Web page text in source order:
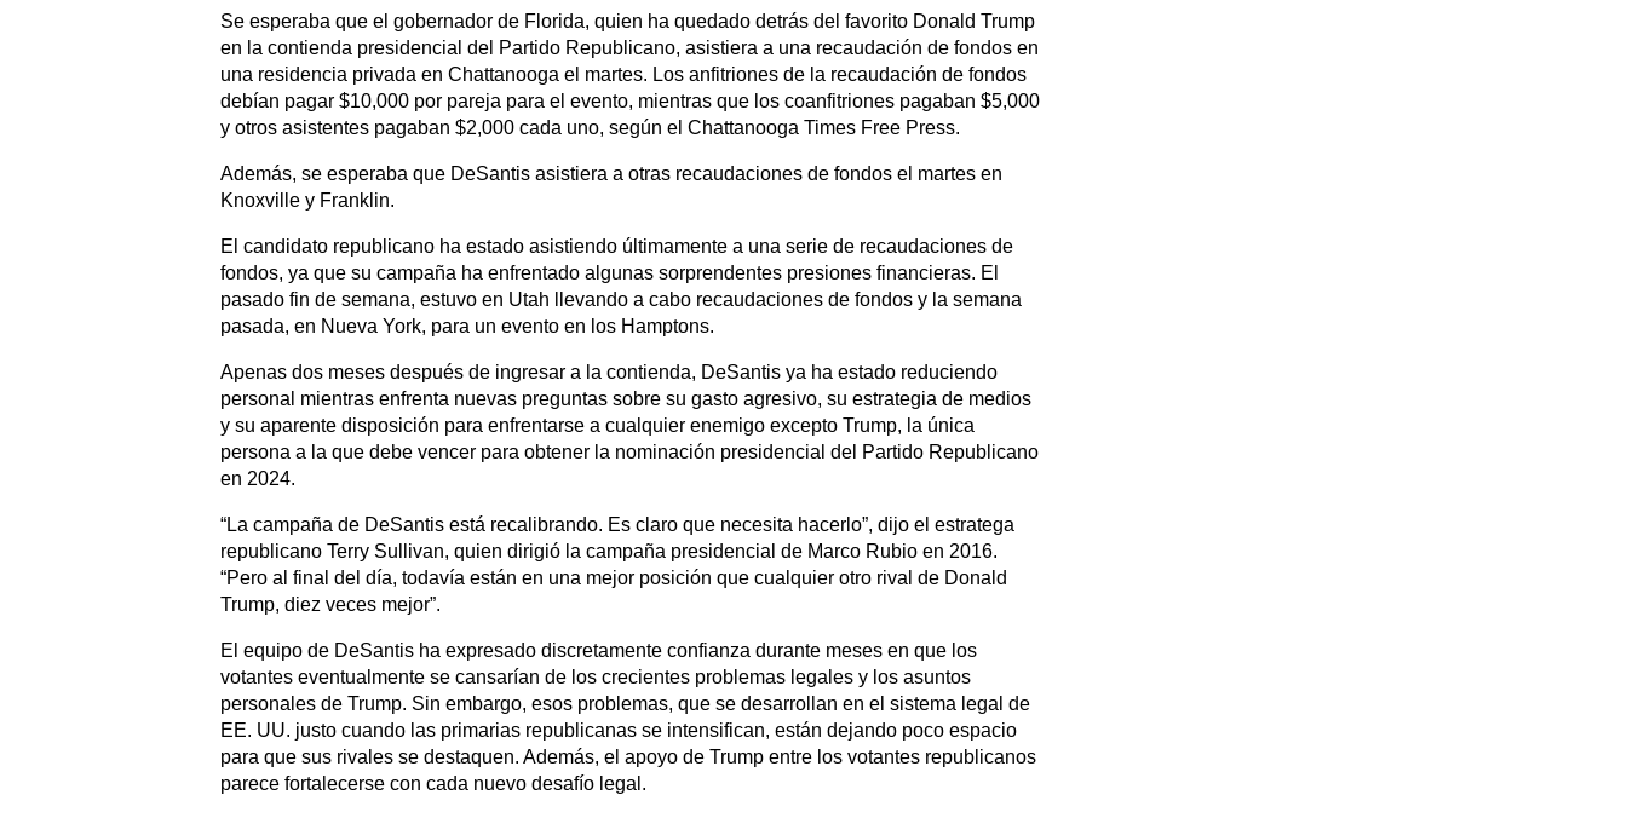
Se esperaba que el gobernador de Florida, quien ha quedado detrás del favorito Donald Trump
en la contienda presidencial del Partido Republicano, asistiera a una recaudación de fondos en
una residencia privada en Chattanooga el martes. Los anfitriones de la recaudación de fondos
debían pagar $10,000 por pareja para el evento, mientras que los coanfitriones pagaban $5,000
y otros asistentes pagaban $2,000 cada uno, según el Chattanooga Times Free Press.
Además, se esperaba que DeSantis asistiera a otras recaudaciones de fondos el martes en
Knoxville y Franklin.
El candidato republicano ha estado asistiendo últimamente a una serie de recaudaciones de
fondos, ya que su campaña ha enfrentado algunas sorprendentes presiones financieras. El
pasado fin de semana, estuvo en Utah llevando a cabo recaudaciones de fondos y la semana
pasada, en Nueva York, para un evento en los Hamptons.
Apenas dos meses después de ingresar a la contienda, DeSantis ya ha estado reduciendo
personal mientras enfrenta nuevas preguntas sobre su gasto agresivo, su estrategia de medios
y su aparente disposición para enfrentarse a cualquier enemigo excepto Trump, la única
persona a la que debe vencer para obtener la nominación presidencial del Partido Republicano
en 2024.
“La campaña de DeSantis está recalibrando. Es claro que necesita hacerlo”, dijo el estratega
republicano Terry Sullivan, quien dirigió la campaña presidencial de Marco Rubio en 2016.
“Pero al final del día, todavía están en una mejor posición que cualquier otro rival de Donald
Trump, diez veces mejor”.
El equipo de DeSantis ha expresado discretamente confianza durante meses en que los
votantes eventualmente se cansarían de los crecientes problemas legales y los asuntos
personales de Trump. Sin embargo, esos problemas, que se desarrollan en el sistema legal de
EE. UU. justo cuando las primarias republicanas se intensifican, están dejando poco espacio
para que sus rivales se destaquen. Además, el apoyo de Trump entre los votantes republicanos
parece fortalecerse con cada nuevo desafío legal.